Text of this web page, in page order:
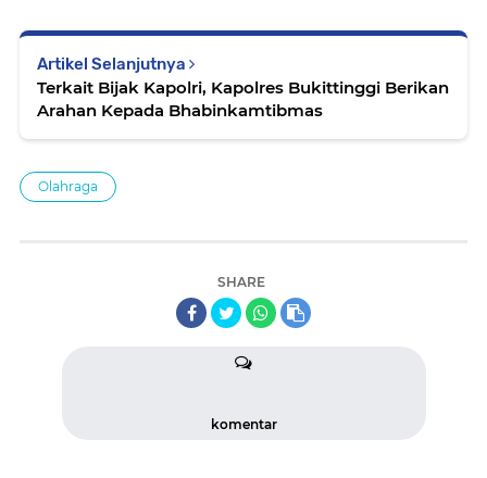
Artikel Selanjutnya
Terkait Bijak Kapolri, Kapolres Bukittinggi Berikan
Arahan Kepada Bhabinkamtibmas
Olahraga
SHARE
komentar